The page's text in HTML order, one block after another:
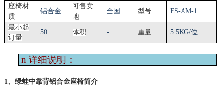
座椅材
质
铝合金
可售卖
地
全国 型号 FS-AM-1
最小起
订量
50 体积 - 重量 5.5KG/位
n 详细说明：
1、绿蛙中靠背铝合金座椅简介